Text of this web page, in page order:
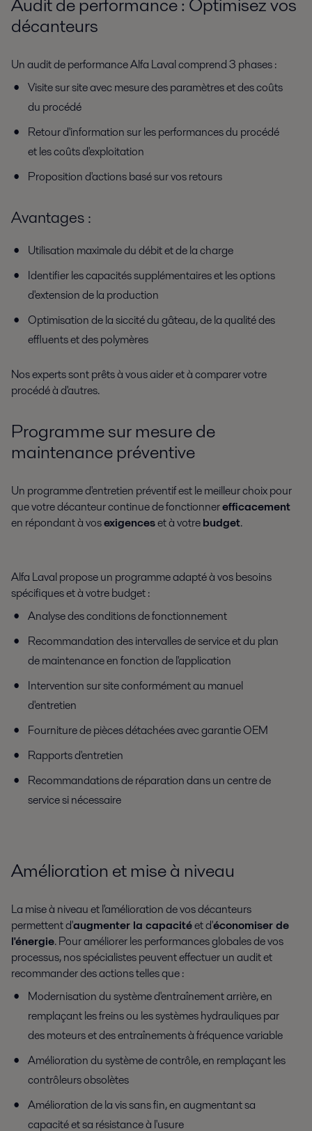
décanteurs
Un audit de performance Alfa Laval comprend 3 phases :
Visite sur site avec mesure des paramètres et des coûts
du procédé
Retour d'information sur les performances du procédé
et les coûts d'exploitation
Proposition d'actions basé sur vos retours
Avantages :
Utilisation maximale du débit et de la charge
Identifier les capacités supplémentaires et les options
d'extension de la production
Optimisation de la siccité du gâteau, de la qualité des
effluents et des polymères
Nos experts sont prêts à vous aider et à comparer votre
procédé à d'autres.
Programme sur mesure de
maintenance préventive
Un programme d'entretien préventif est le meilleur choix pour
que votre décanteur continue de fonctionnerefficacement
en répondant à vosexigenceset à votrebudget.
Alfa Laval propose un programme adapté à vos besoins
spécifiques et à votre budget :
Analyse des conditions de fonctionnement
Recommandation des intervalles de service et du plan
de maintenance en fonction de l'application
Intervention sur site conformément au manuel
d'entretien
Fourniture de pièces détachées avec garantie OEM
Rapports d'entretien
Recommandations de réparation dans un centre de
service si nécessaire
Amélioration et mise à niveau
La mise à niveau et l'amélioration de vos décanteurs
permettent d'augmenter la capacitéet d'économiser de
l'énergie. Pour améliorer les performances globales de vos
processus, nos spécialistes peuvent effectuer un audit et
recommander des actions telles que :
Modernisation du système d'entraînement arrière, en
remplaçant les freins ou les systèmes hydrauliques par
des moteurs et des entraînements à fréquence variable
Amélioration du système de contrôle, en remplaçant les
contrôleurs obsolètes
Amélioration de la vis sans fin, en augmentant sa
capacité et sa résistance à l'usure